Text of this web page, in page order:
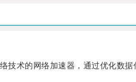
术的网络加速器，通过优化数据